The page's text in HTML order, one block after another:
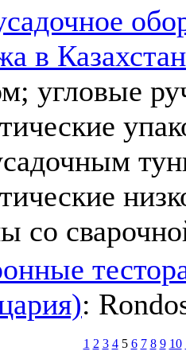
в Казахстан
угловые
со
:
1 2 3 45 6 7 8 9 10